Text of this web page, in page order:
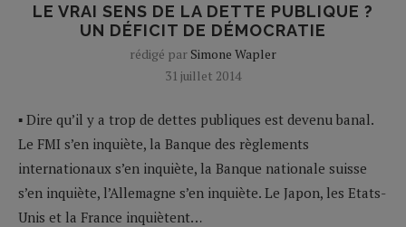
LE VRAI SENS DE LA DETTE PUBLIQUE ?
UN DÉFICIT DE DÉMOCRATIE
rédigé par Simone Wapler
31 juillet 2014
▪ Dire qu’il y a trop de dettes publiques est devenu banal.
Le FMI s’en inquiète, la Banque des règlements
internationaux s’en inquiète, la Banque nationale suisse
s’en inquiète, l’Allemagne s’en inquiète. Le Japon, les Etats-
Unis et la France inquiètent…